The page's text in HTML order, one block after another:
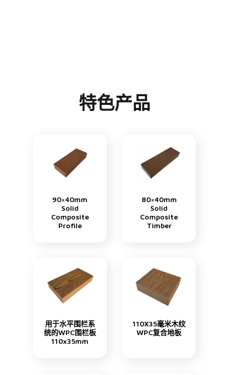
特色产品
90×40mm
Solid
Composite
Profile
80×40mm
Solid
Composite
Timber
用于水平围栏系
统的WPC围栏板
110x35mm
110X35毫米木纹
WPC复合地板